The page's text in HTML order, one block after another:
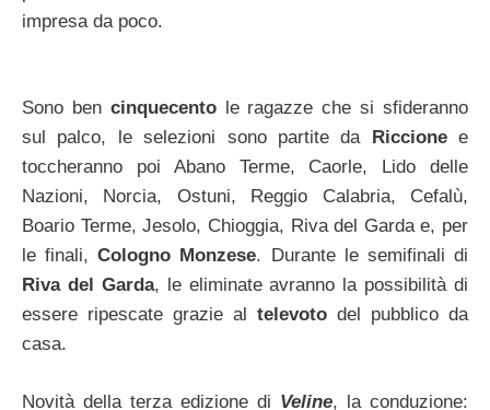
impresa da poco.
Sono ben cinquecentole ragazze che si sfideranno
sul palco, le selezioni sono partite da Riccionee
toccheranno poi Abano Terme, Caorle, Lido delle
Nazioni, Norcia, Ostuni, Reggio Calabria, Cefalù,
Boario Terme, Jesolo, Chioggia, Riva del Garda e, per
le finali,Cologno Monzese. Durante le semifinali di
Riva del Garda, le eliminate avranno la possibilità di
essere ripescate grazie al televoto del pubblico da
casa.
Novità della terza edizione di Veline, la conduzione: